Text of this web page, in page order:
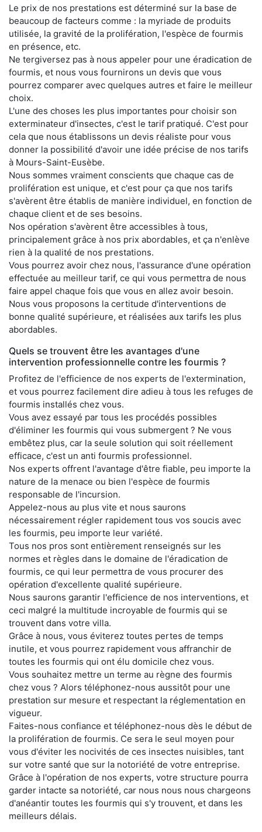
Le prix de nos prestations est déterminé sur la base de
beaucoup de facteurs comme : la myriade de produits
utilisée, la gravité de la prolifération, l'espèce de fourmis
en présence, etc.
Ne tergiversez pas à nous appeler pour une éradication de
fourmis, et nous vous fournirons un devis que vous
pourrez comparer avec quelques autres et faire le meilleur
choix.
L'une des choses les plus importantes pour choisir son
exterminateur d'insectes, c'est le tarif pratiqué. C'est pour
cela que nous établissons un devis réaliste pour vous
donner la possibilité d'avoir une idée précise de nos tarifs
à Mours-Saint-Eusèbe.
Nous sommes vraiment conscients que chaque cas de
prolifération est unique, et c'est pour ça que nos tarifs
s'avèrent être établis de manière individuel, en fonction de
chaque client et de ses besoins.
Nos opération s'avèrent être accessibles à tous,
principalement grâce à nos prix abordables, et ça n'enlève
rien à la qualité de nos prestations.
Vous pourrez avoir chez nous, l'assurance d'une opération
effectuée au meilleur tarif, ce qui vous permettra de nous
faire appel chaque fois que vous en allez avoir besoin.
Nous vous proposons la certitude d'interventions de
bonne qualité supérieure, et réalisées aux tarifs les plus
abordables.
Quels se trouvent être les avantages d'une
intervention professionnelle contre les fourmis ?
Profitez de l'efficience de nos experts de l'extermination,
et vous pourrez facilement dire adieu à tous les refuges de
fourmis installés chez vous.
Vous avez essayé par tous les procédés possibles
d'éliminer les fourmis qui vous submergent ? Ne vous
embêtez plus, car la seule solution qui soit réellement
efficace, c'est un anti fourmis professionnel.
Nos experts offrent l'avantage d'être fiable, peu importe la
nature de la menace ou bien l'espèce de fourmis
responsable de l'incursion.
Appelez-nous au plus vite et nous saurons
nécessairement régler rapidement tous vos soucis avec
les fourmis, peu importe leur variété.
Tous nos pros sont entièrement renseignés sur les
normes et règles dans le domaine de l'éradication de
fourmis, ce qui leur permettra de vous procurer des
opération d'excellente qualité supérieure.
Nous saurons garantir l'efficience de nos interventions, et
ceci malgré la multitude incroyable de fourmis qui se
trouvent dans votre villa.
Grâce à nous, vous éviterez toutes pertes de temps
inutile, et vous pourrez rapidement vous affranchir de
toutes les fourmis qui ont élu domicile chez vous.
Vous souhaitez mettre un terme au règne des fourmis
chez vous ? Alors téléphonez-nous aussitôt pour une
prestation sur mesure et respectant la réglementation en
vigueur.
Faites-nous confiance et téléphonez-nous dès le début de
la prolifération de fourmis. Ce sera le seul moyen pour
vous d'éviter les nocivités de ces insectes nuisibles, tant
sur votre santé que sur la notoriété de votre entreprise.
Grâce à l'opération de nos experts, votre structure pourra
garder intacte sa notoriété, car nous nous nous chargeons
d'anéantir toutes les fourmis qui s'y trouvent, et dans les
meilleurs délais.